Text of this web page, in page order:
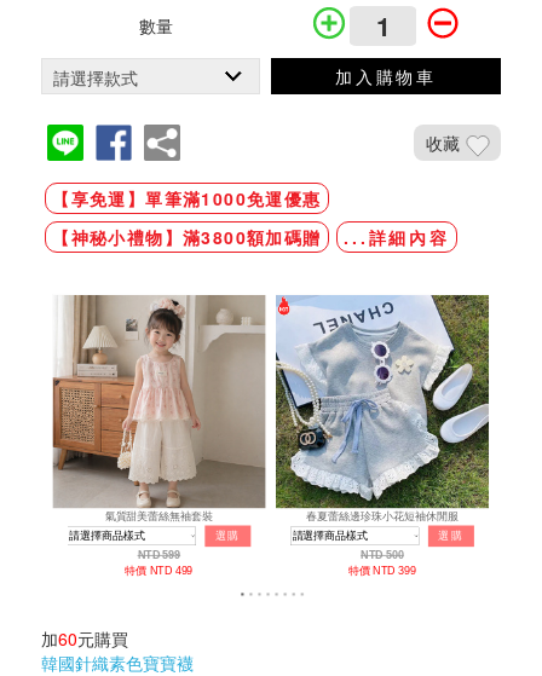
數量
加入購物車
收藏
【享免運】單筆滿1000免運優惠
【神秘小禮物】滿3800額加碼贈
...詳細內容
加60元購買
韓國針織素色寶寶襪